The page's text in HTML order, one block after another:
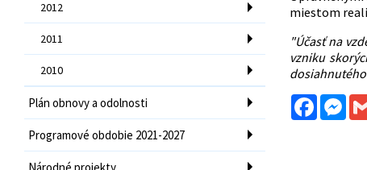
2012
2011
2010
Plán obnovy a odolnosti
Programové obdobie 2021-2027
Národné projekty
miestom
"Účasť na
vzniku